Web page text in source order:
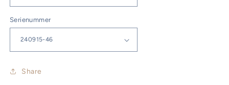
Serienummer
Share